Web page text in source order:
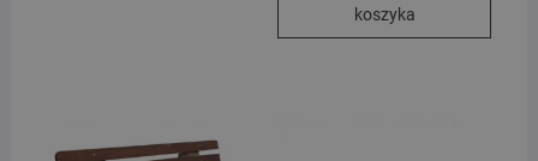
koszyka